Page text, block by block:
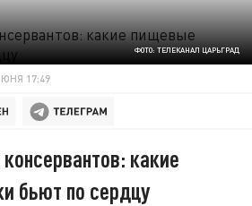
ФОТО: ТЕЛЕКАНАЛ ЦАРЬГРАД
17:49
какие
бьют по сердцу